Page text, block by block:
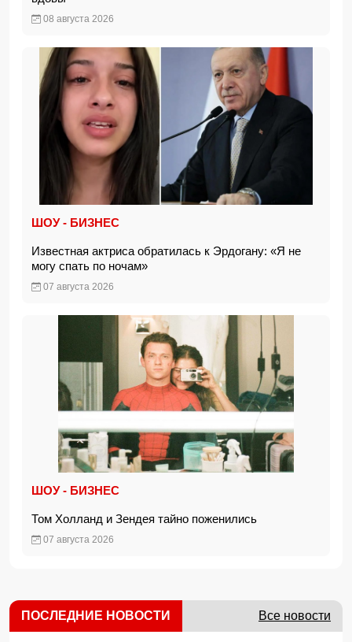
08 августа 2026
ШОУ - БИЗНЕС
Известная актриса обратилась к Эрдогану: «Я не
могу спать по ночам»
07 августа 2026
ШОУ - БИЗНЕС
Том Холланд и Зендея тайно поженились
07 августа 2026
ПОСЛЕДНИЕ НОВОСТИ Все новости